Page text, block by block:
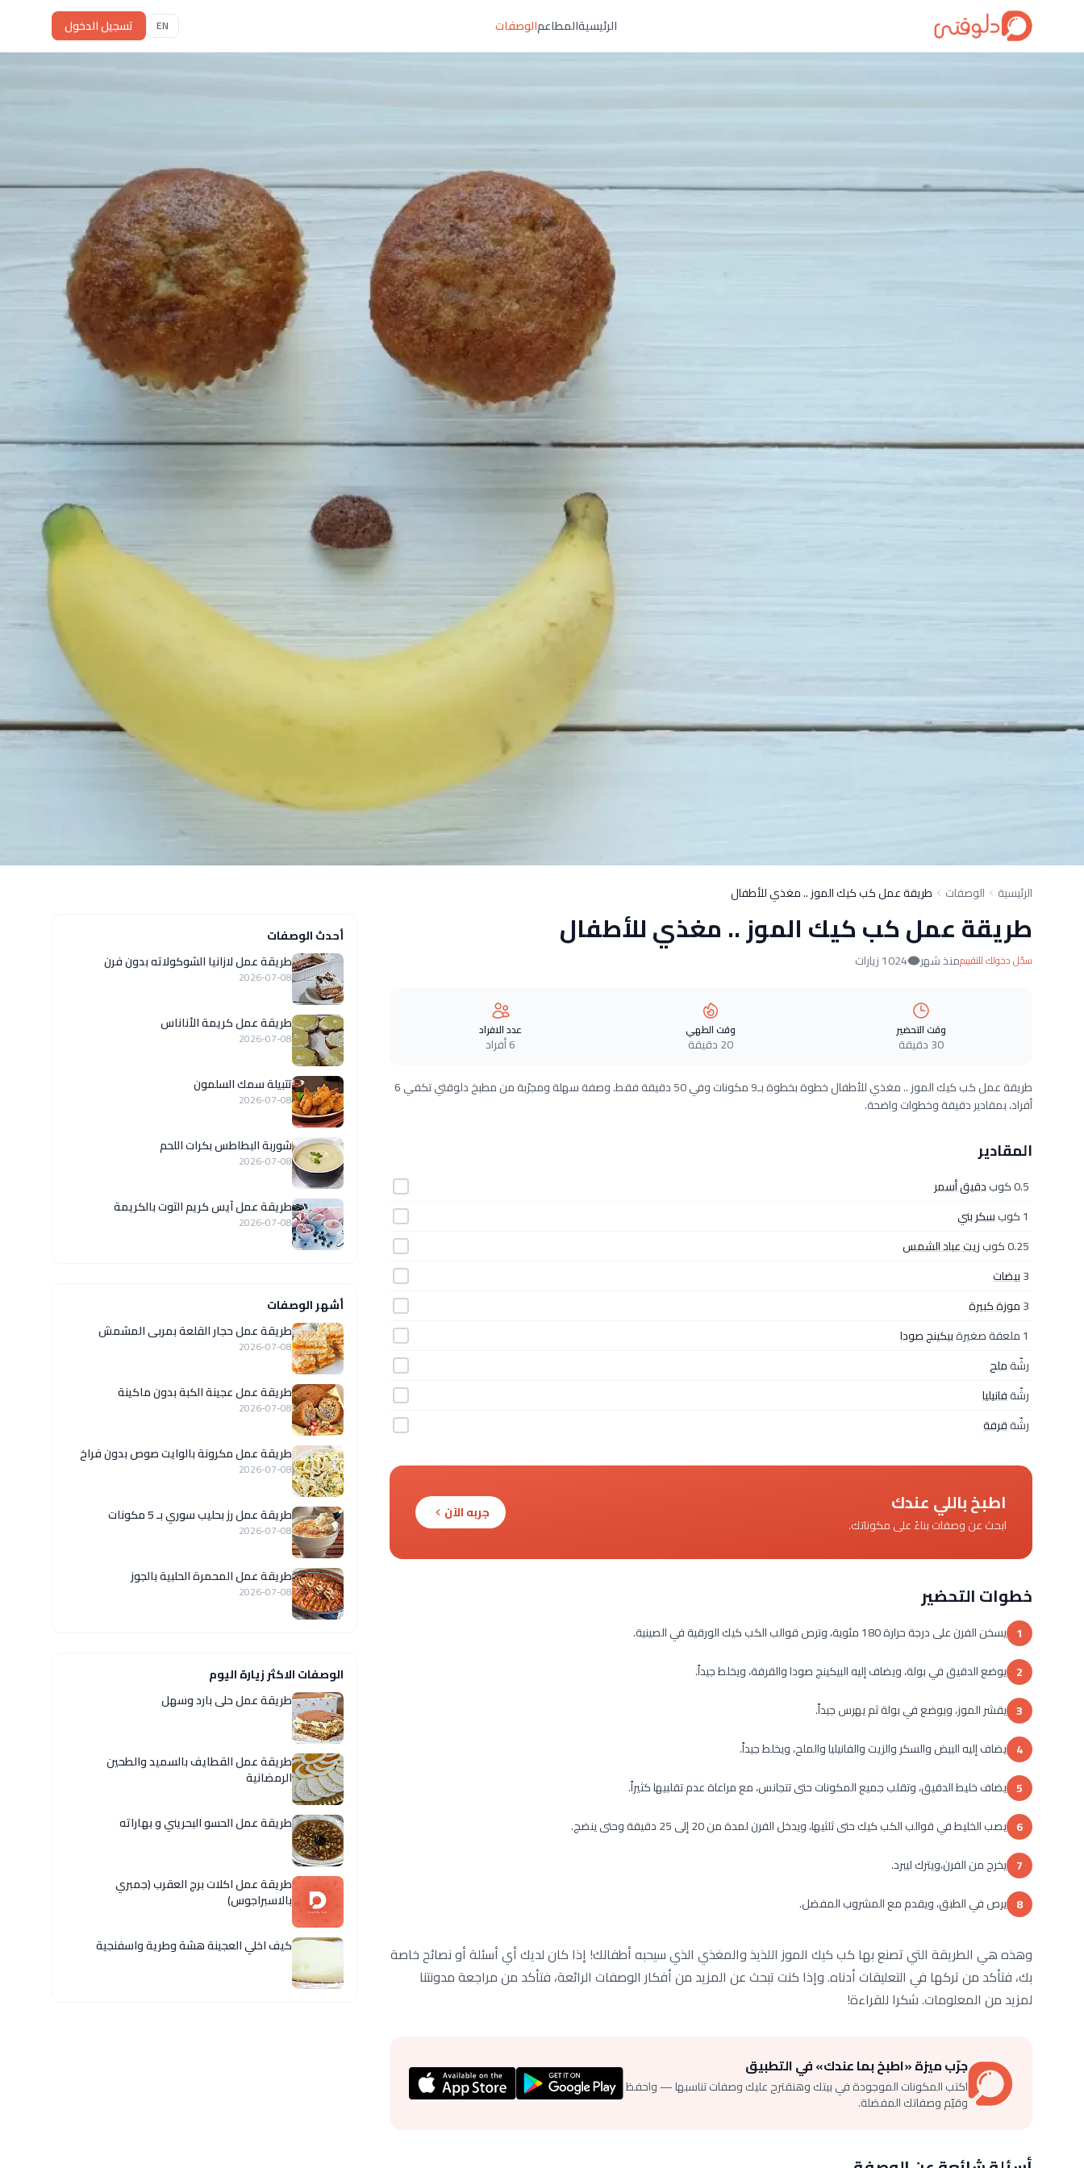
الرئيسيةالمطاعمالوصفات EN تسجيل الدخول
الرئيسية الوصفات طريقة عمل كب كيك الموز .. مغذي للأطفال
طريقة عمل كب كيك الموز .. مغذي للأطفال
سجّل دخولك للتقييممنذ شهر 1024 زيارات
وقت التحضير
30 دقيقة
وقت الطهي
20 دقيقة
عدد الافراد
6 أفراد
طريقة عمل كب كيك الموز .. مغذي للأطفال خطوة بخطوة بـ9 مكونات وفي 50 دقيقة فقط. وصفة سهلة ومجرّبة من مطبخ دلوقتي تكفي 6
أفراد، بمقادير دقيقة وخطوات واضحة.
المقادير
0.5 كوب
دقيق أسمر
1 كوب
سكر بني
0.25 كوب
زيت عباد الشمس
3بيضات
3موزة كبيرة
1 ملعقة صغيرة
بيكينج صودا
رشّةملح
رشّةفانيليا
رشّةقرفة
اطبخ باللي عندك
ابحث عن وصفات بناءً على مكوناتك.
جربه الآن
خطوات التحضير
1 يسخن الفرن على درجة حرارة 180 مئوية، وترص قوالب الكب كيك الورقية في الصينية.
2 يوضع الدقيق في بولة، ويضاف إليه البيكينج صودا والقرفة، ويخلط جيداً.
3 يقشر الموز، ويوضع في بولة ثم يهرس جيداً.
4 يضاف إليه البيض والسكر والزيت والفانيليا والملح، ويخلط جيداً.
5 يضاف خليط الدقيق، وتقلب جميع المكونات حتى تتجانس، مع مراعاة عدم تقلبيها كثيراً.
6 يصب الخليط في قوالب الكب كيك حتى ثلثيها، ويدخل الفرن لمدة من 20 إلى 25 دقيقة وحتى ينضج.
7 يخرج من الفرن،ويترك ليبرد.
8 يرص في الطبق، ويقدم مع المشروب المفضل.
وهذه هي الطريقة التي تصنع بها كب كيك الموز اللذيذ والمغذي الذي سيحبه أطفالك! إذا كان لديك أي أسئلة أو نصائح خاصة
بك، فتأكد من تركها في التعليقات أدناه. وإذا كنت تبحث عن المزيد من أفكار الوصفات الرائعة، فتأكد من مراجعة مدونتنا
لمزيد من المعلومات. شكرا للقراءة!
جرّب ميزة «اطبخ بما عندك» في التطبيق
اكتب المكونات الموجودة في بيتك وهنقترح عليك وصفات تناسبها — واحفظ
وقيّم وصفاتك المفضلة.
أحدث الوصفات
طريقة عمل لازانيا الشوكولاته بدون فرن
2026-07-08
طريقة عمل كريمة الأناناس
2026-07-08
تتبيلة سمك السلمون
2026-07-08
شوربة البطاطس بكرات اللحم
2026-07-08
طريقة عمل آيس كريم التوت بالكريمة
2026-07-08
أشهر الوصفات
طريقة عمل حجار القلعة بمربى المشمش
2026-07-08
طريقة عمل عجينة الكبة بدون ماكينة
2026-07-08
طريقة عمل مكرونة بالوايت صوص بدون فراخ
2026-07-08
طريقة عمل رز بحليب سوري بـ 5 مكونات
2026-07-08
طريقة عمل المحمرة الحلبية بالجوز
2026-07-08
الوصفات الاكثر زيارة اليوم
طريقة عمل حلى بارد وسهل
طريقة عمل القطايف بالسميد والطحين
الرمضانية
طريقة عمل الحسو البحريني و بهاراته
طريقة عمل اكلات برج العقرب (جمبري
بالاسبراجوس)
كيف اخلي العجينة هشة وطرية واسفنجية